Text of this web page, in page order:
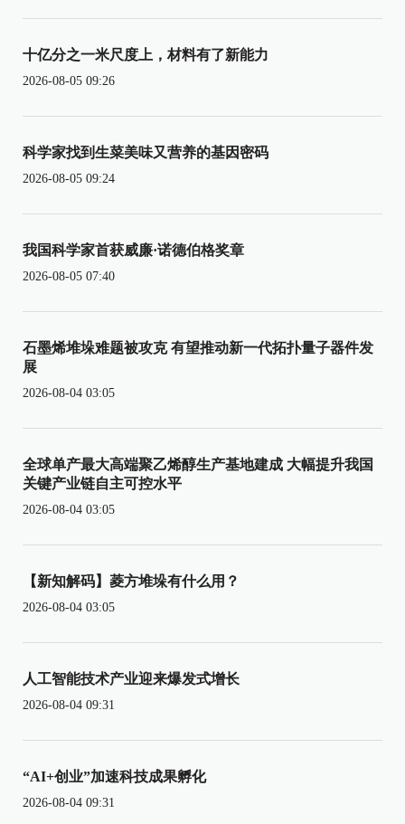
十亿分之一米尺度上，材料有了新能力
2026-08-05 09:26
科学家找到生菜美味又营养的基因密码
2026-08-05 09:24
我国科学家首获威廉·诺德伯格奖章
2026-08-05 07:40
石墨烯堆垛难题被攻克 有望推动新一代拓扑量子器件发
展
2026-08-04 03:05
全球单产最大高端聚乙烯醇生产基地建成 大幅提升我国
关键产业链自主可控水平
2026-08-04 03:05
【新知解码】菱方堆垛有什么用？
2026-08-04 03:05
人工智能技术产业迎来爆发式增长
2026-08-04 09:31
“AI+创业”加速科技成果孵化
2026-08-04 09:31